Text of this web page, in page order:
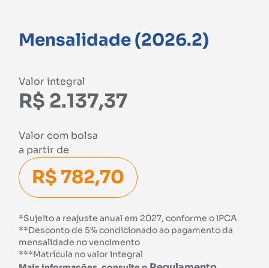
Mensalidade (2026.2)
Valor integral
R$ 2.137,37
Valor com bolsa
a partir de
R$ 782,70
*Sujeito a reajuste anual em 2027, conforme o IPCA
**Desconto de 5% condicionado ao pagamento da
mensalidade no vencimento
***Matrícula no valor integral